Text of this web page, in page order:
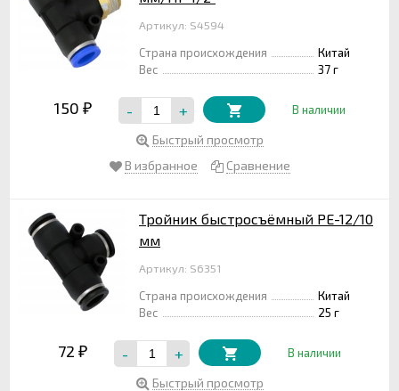
Артикул: S4594
Страна происхождения
Китай
Вес
37 г
150 ₽ - + В наличии
Быстрый просмотр
В избранное
Сравнение
Тройник быстросъёмный PE-12/10
мм
Артикул: S6351
Страна происхождения
Китай
Вес
25 г
72 ₽ - + В наличии
Быстрый просмотр